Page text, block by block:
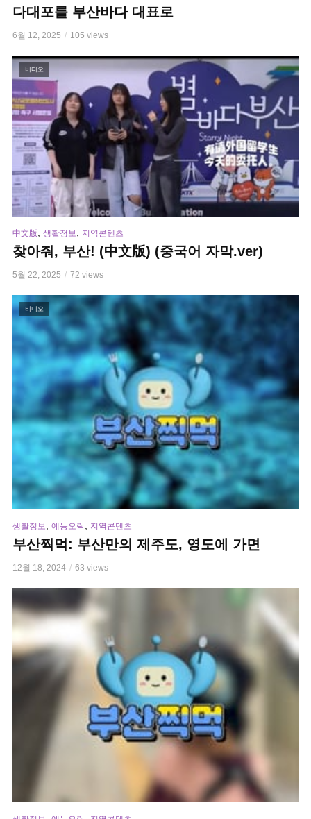
다대포를 부산바다 대표로
6월 12, 2025 105 views
비디오
中文版, 생활정보, 지역콘텐츠
찾아줘, 부산! (中文版) (중국어 자막.ver)
5월 22, 2025 72 views
비디오
생활정보, 예능오락, 지역콘텐츠
부산찍먹: 부산만의 제주도, 영도에 가면
12월 18, 2024 63 views